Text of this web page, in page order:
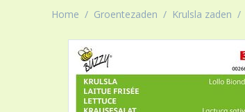
Home / Groentezaden / Krulsla zaden /